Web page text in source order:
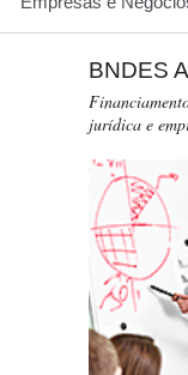
BNDES
jurídica e